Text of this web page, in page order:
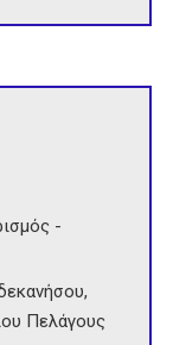
-
Πελάγους